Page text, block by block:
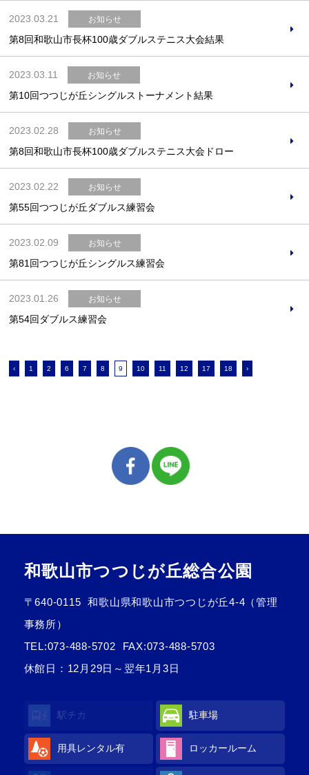
2023.03.21 お知らせ
第8回和歌山市長杯100歳ダブルステニス大会結果
2023.03.11 お知らせ
第10回つつじが丘シングルストーナメント結果
2023.02.28 お知らせ
第8回和歌山市長杯100歳ダブルステニス大会ドロー
2023.02.22 お知らせ
第55回つつじが丘ダブルス練習会
2023.02.09 お知らせ
第81回つつじが丘シングルス練習会
2023.01.26 お知らせ
第54回ダブルス練習会
‹ 1 2 6 7 8 9 10 11 12 17 18 ›
和歌山市つつじが丘総合公園
〒640-0115
和歌山県和歌山市つつじが丘4-4（管理
事務所）
TEL:073-488-5702
FAX:073-488-5703
休館日：12月29日～翌年1月3日
駅チカ 駐車場
用具レンタル有 ロッカールーム